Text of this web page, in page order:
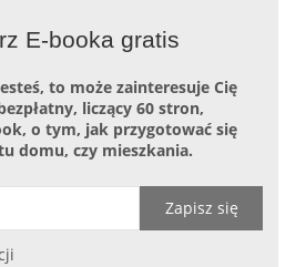
E-booka gratis
to może zainteresuje Cię
liczący 60 stron,
o tym, jak przygotować się
domu, czy mieszkania.
Zapisz się